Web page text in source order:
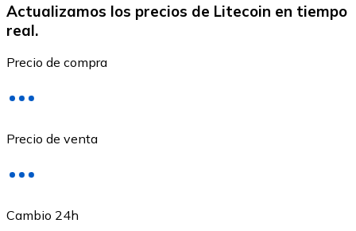
Ethereum
ETH
Actualizamos los precios de Litecoin en tiempo
real.
Precio de compra
Precio de venta
Cambio 24h